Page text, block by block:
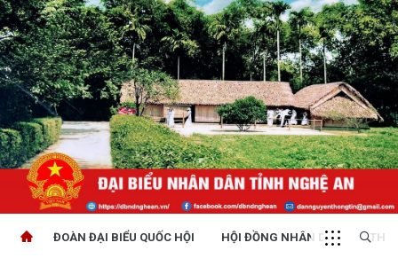
ĐOÀN ĐẠI BIỂU QUỐC HỘI HỘI ĐỒNG NHÂN DÂN